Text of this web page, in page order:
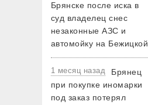
Брянске после иска в
суд владелец снес
незаконные АЗС и
автомойку на Бежицкой
1 месяц назад
Брянец
при покупке иномарки
под заказ потерял